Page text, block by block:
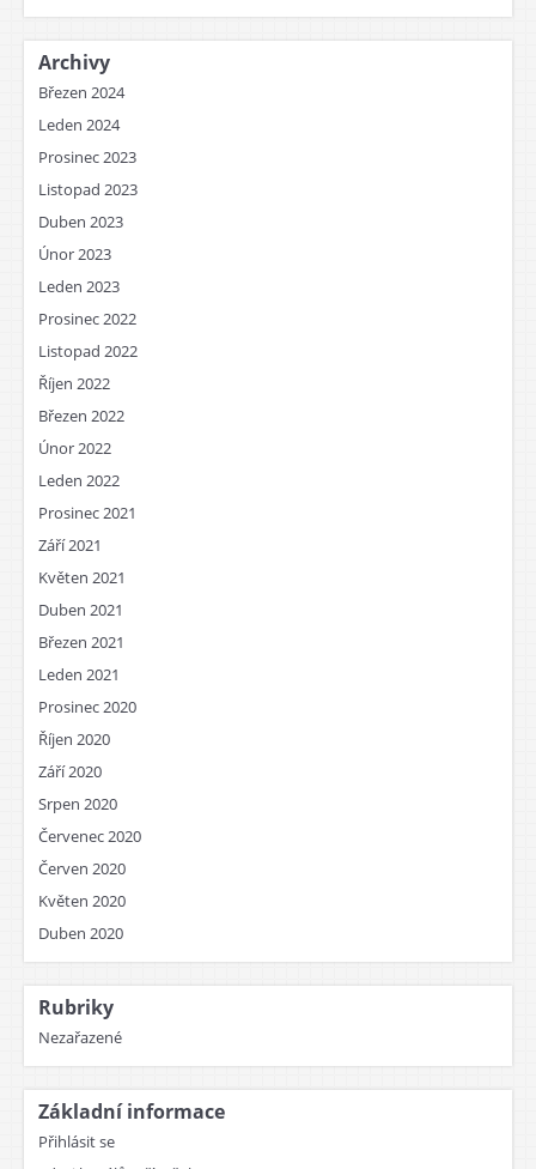
Archivy
Březen 2024
Leden 2024
Prosinec 2023
Listopad 2023
Duben 2023
Únor 2023
Leden 2023
Prosinec 2022
Listopad 2022
Říjen 2022
Březen 2022
Únor 2022
Leden 2022
Prosinec 2021
Září 2021
Květen 2021
Duben 2021
Březen 2021
Leden 2021
Prosinec 2020
Říjen 2020
Září 2020
Srpen 2020
Červenec 2020
Červen 2020
Květen 2020
Duben 2020
Rubriky
Nezařazené
Základní informace
Přihlásit se